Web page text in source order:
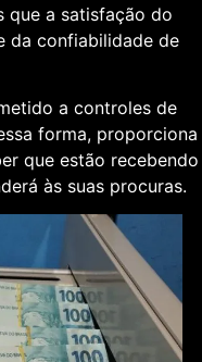
que a satisfação do
da confiabilidade de
a controles de
forma, proporciona
que estão recebendo
às suas procuras.